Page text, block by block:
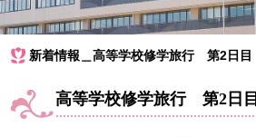
新着情報＿高等学校修学旅行 第2日目
高等学校修学旅行 第2日目